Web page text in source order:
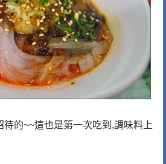
的~~這也是第一次吃到,調味料上